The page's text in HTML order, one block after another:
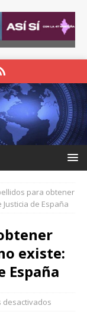
para obtener
de España
existe:
España
desactivados